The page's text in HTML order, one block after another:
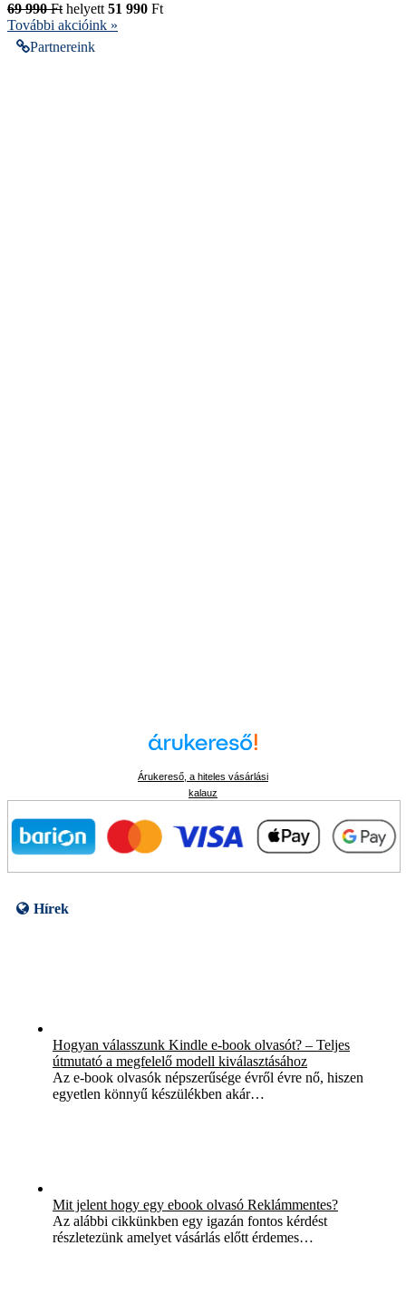
69 990 Ft helyett 51 990 Ft
További akcióink »
Partnereink
Árukereső, a hiteles vásárlási
kalauz
Hírek
Hogyan válasszunk Kindle e-book olvasót? – Teljes
útmutató a megfelelő modell kiválasztásához
Az e-book olvasók népszerűsége évről évre nő, hiszen
egyetlen könnyű készülékben akár…
Mit jelent hogy egy ebook olvasó Reklámmentes?
Az alábbi cikkünkben egy igazán fontos kérdést
részletezünk amelyet vásárlás előtt érdemes…